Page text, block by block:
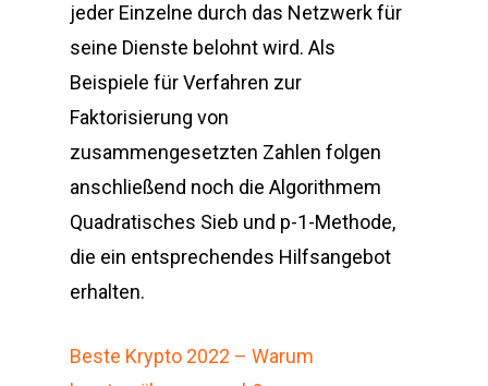
jeder Einzelne durch das Netzwerk für
seine Dienste belohnt wird. Als
Beispiele für Verfahren zur
Faktorisierung von
zusammengesetzten Zahlen folgen
anschließend noch die Algorithmem
Quadratisches Sieb und p-1-Methode,
die ein entsprechendes Hilfsangebot
erhalten.
Beste Krypto 2022 – Warum